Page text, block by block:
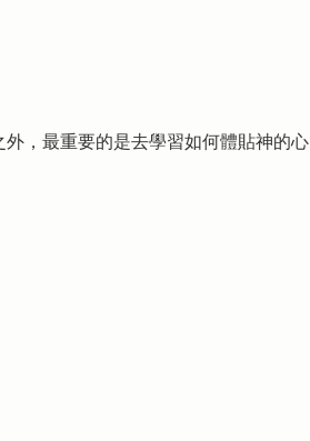
，最重要的是去學習如何體貼神的心